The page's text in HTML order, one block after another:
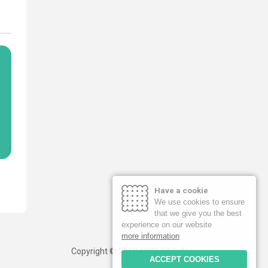
Copyright © 2019-2026 FileInfo
Have a cookie
We use cookies to ensure
that we give you the best
experience on our website
more information
ACCEPT COOKIES